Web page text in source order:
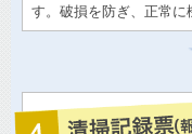
す。破損を防ぎ、正常に